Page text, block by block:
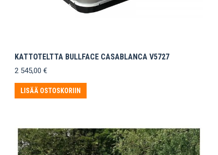
KATTOTELTTA BULLFACE CASABLANCA V5727
2 545,00 €
LISÄÄ OSTOSKORIIN